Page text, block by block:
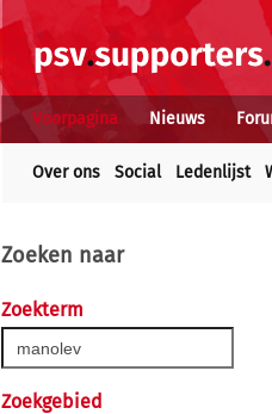
Voorpagina Nieuws
Over ons Social Ledenlijst
Zoeken naar
Zoekterm
Zoekgebied